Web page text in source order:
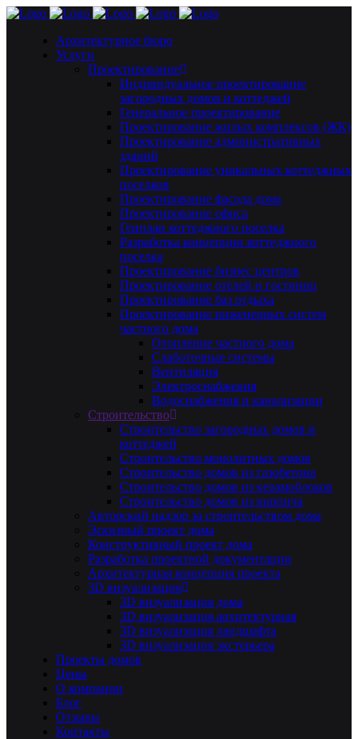
Архитектурное бюро
Услуги
Проектирование
Индивидуальное проектирование
загородных домов и коттеджей
Генеральное проектирование
Проектирование жилых комплексов (ЖК)
Проектирование административных
зданий
Проектирование уникальных коттеджных
поселков
Проектирование фасада дома
Проектирование офиса
Генплан коттеджного поселка
Разработка концепции коттеджного
поселка
Проектирование бизнес центров
Проектирование отелей и гостиниц
Проектирование баз отдыха
Проектирование инженерных систем
частного дома
Отопление частного дома
Слаботочные системы
Вентиляция
Электроснабжения
Водоснабжения и канализации
Строительство
Строительство загородных домов и
коттеджей
Строительство монолитных домов
Строительство домов из газобетона
Строительство домов из керамоблоков
Строительство домов из кирпича
Авторский надзор за строительством дома
Эскизный проект дома
Конструктивный проект дома
Разработка проектной документации
Архитектурная концепция проекта
3D визуализация
3D визуализация дома
3D визуализация архитектурная
3D визуализация ландшафта
3D визуализация экстерьера
Проекты домов
Цены
О компании
Блог
Отзывы
Контакты